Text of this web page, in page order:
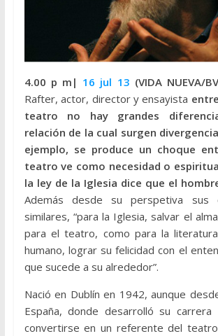
4.00 p m| 16 jul 13 (VIDA NUEVA/
Rafter, actor, director y ensayista
teatro no hay grandes
relación de la cual surgen
ejemplo, se produce un choque
teatro ve como necesidad o
la ley de la Iglesia dice que el
Además desde su perspetiva sus
similares, “para la Iglesia, salvar el
para el teatro, como para la
humano, lograr su felicidad con el
que sucede a su alrededor”.
Nació en Dublín en 1942, aunque
España, donde desarrolló su carrera
convertirse en un referente del